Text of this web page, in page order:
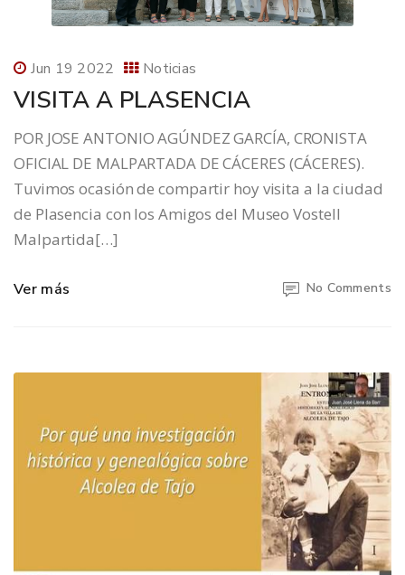
Jun 19 2022 Noticias
VISITA A PLASENCIA
POR JOSE ANTONIO AGÚNDEZ GARCÍA, CRONISTA
OFICIAL DE MALPARTADA DE CÁCERES (CÁCERES).
Tuvimos ocasión de compartir hoy visita a la ciudad
de Plasencia con los Amigos del Museo Vostell
Malpartida[…]
Ver más No Comments